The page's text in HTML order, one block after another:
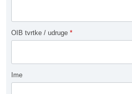
OIB tvrtke / udruge *
Ime